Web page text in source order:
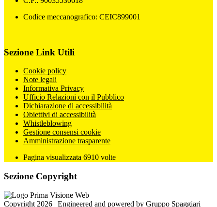
Codice meccanografico: CEIC899001
Sezione Link Utili
Cookie policy
Note legali
Informativa Privacy
Ufficio Relazioni con il Pubblico
Dichiarazione di accessibilità
Obiettivi di accessibilità
Whistleblowing
Gestione consensi cookie
Amministrazione trasparente
Pagina visualizzata 6910 volte
Sezione Copyright
Copyright 2026 | Engineered and powered by Gruppo Spaggiari